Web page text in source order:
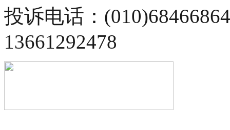
投诉电话：
13661292478